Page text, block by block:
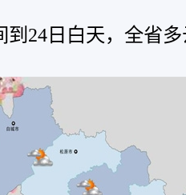
到24日白天，全省